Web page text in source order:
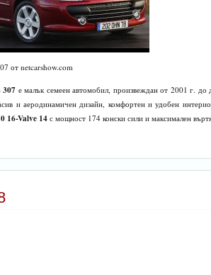
от netcarshow.com
е малък семеен автомобил, произвеждан от 2001 г. до
и аеродинамичен дизайн, комфортен и удобен
16-Valve 14 с мощност 174 конски сили и максимален